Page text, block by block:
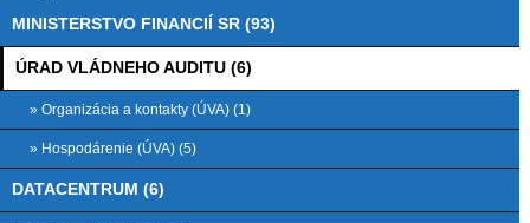
MINISTERSTVO FINANCIÍ SR (93)
ÚRAD VLÁDNEHO AUDITU (6)
» Organizácia a kontakty (ÚVA) (1)
» Hospodárenie (ÚVA) (5)
DATACENTRUM (6)